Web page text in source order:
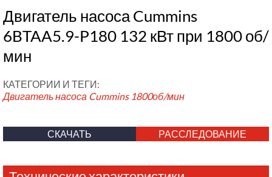
Двигатель насоса Cummins
6BTAA5.9-P180 132 кВт при 1800 об/
мин
КАТЕГОРИИ И ТЕГИ:
Двигатель насоса Cummins 1800об/мин
СКАЧАТЬ РАССЛЕДОВАНИЕ